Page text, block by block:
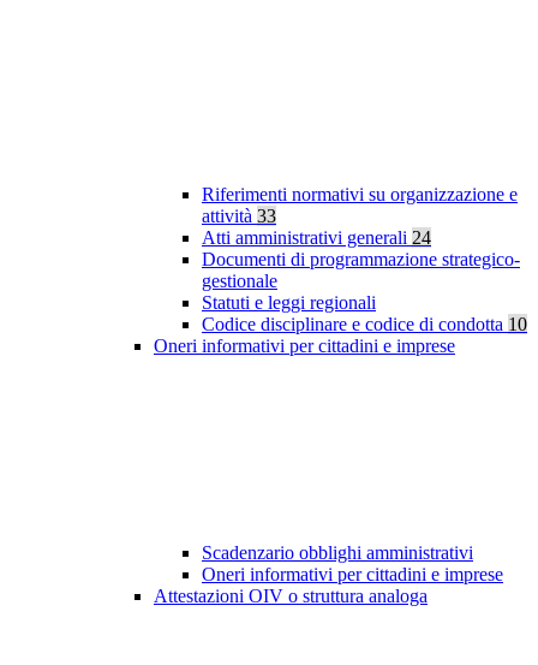
Riferimenti normativi su organizzazione e
attività 33
Atti amministrativi generali 24
Documenti di programmazione strategico-
gestionale
Statuti e leggi regionali
Codice disciplinare e codice di condotta 10
Oneri informativi per cittadini e imprese
Scadenzario obblighi amministrativi
Oneri informativi per cittadini e imprese
Attestazioni OIV o struttura analoga